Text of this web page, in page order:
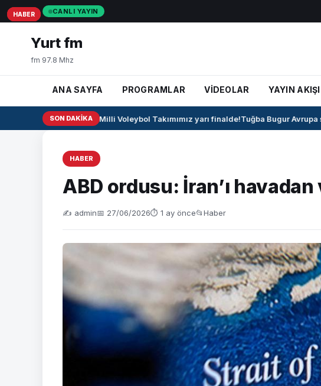
CANLI YAYIN
Yurt fm
fm 97.8 Mhz
ANA SAYFA PROGRAMLAR VİDEOLAR YAYIN AKIŞI
SON DAKIKA
🏐 U17 Erkek Milli Voleybol Takımımız yarı finalde!Tuğba Bugur Avrupa
HABER
ABD ordusu: İran’ı
✍️ admin📅 27/06/2026⏱ 1 ay önce📂Haber
HABER
HABER
HABER